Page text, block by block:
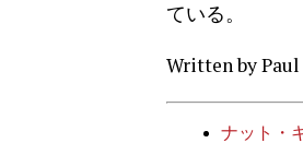
ている。
Written by
ナット・